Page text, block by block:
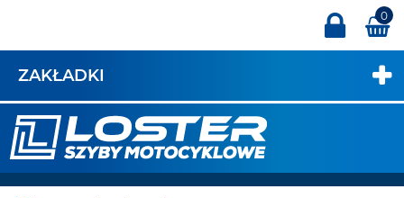
0
ZAKŁADKI